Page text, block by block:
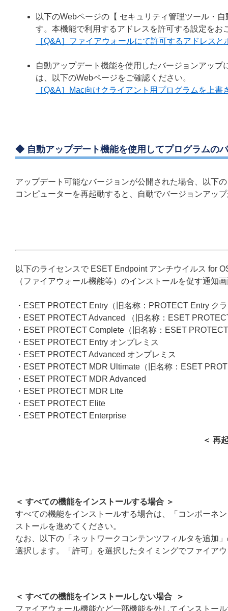
以下のWebページの【 セキュリティ管理ツール・
す。本機能で利用するアドレスを許可する設定をお
［Q&A］ファイアウォールにて許可するアドレス
自動アップデート機能を使用したバージョンアッ
は、以下のWebページをご確認ください。
［Q&A］Mac向けクライアント用プログラムを上
◆ 自動アップデート機能を使用してプログラムの
アップデート可能なバージョンが公開された場合、以下
コンピューターを再起動すると、自動でバージョンアッ
以下のライセンスで ESET Endpoint アンチウイルス for
（ファイアウォール機能等）のインストールを促す通知
・ESET PROTECT Entry（旧名称：PROTECT Entry ク
・ESET PROTECT Advanced （旧名称：ESET
・ESET PROTECT Complete（旧名称：ESET
・ESET PROTECT Entry オンプレミス
・ESET PROTECT Advanced オンプレミス
・ESET PROTECT MDR Ultimate（旧名称：ESET
・ESET PROTECT MDR Advanced
・ESET PROTECT MDR Lite
・ESET PROTECT Elite
・ESET PROTECT Enterprise
＜ 再
＜ すべての機能をインストールする場合 ＞
すべての機能をインストールする場合は、「コンポーネ
ストールを進めてください。
なお、以下の「ネットワークコンテンツフィルタを追加
選択します。「許可」を選択したタイミングでファイア
＜ すべての機能をインストールしない場合 ＞
ファイアウォール機能など一部機能を外してインストー